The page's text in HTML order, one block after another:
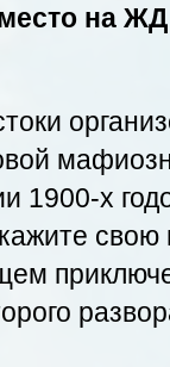
на
1900-х
свою